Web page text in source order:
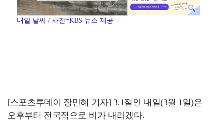
내일 날씨 / 사진=KBS 뉴스 제공
[스포츠투데이 장민혜 기자] 3.1절인 내일(3월 1일)은
오후부터 전국적으로 비가 내리겠다.